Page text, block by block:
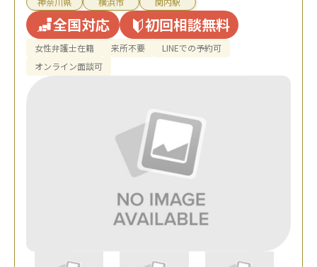
全国対応 初回相談無料
女性弁護士在籍 来所不要
LINEでの予約可
オンライン面談可